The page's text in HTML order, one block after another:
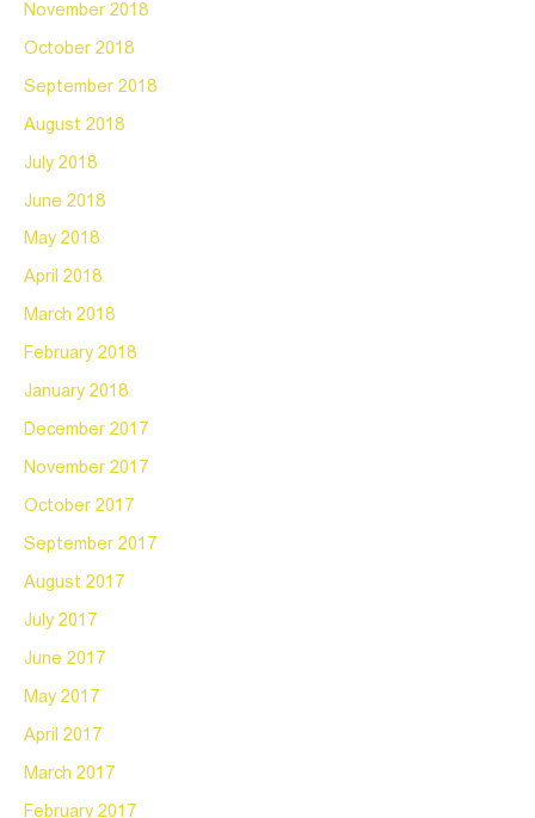
November 2018
October 2018
September 2018
August 2018
July 2018
June 2018
May 2018
April 2018
March 2018
February 2018
January 2018
December 2017
November 2017
October 2017
September 2017
August 2017
July 2017
June 2017
May 2017
April 2017
March 2017
February 2017